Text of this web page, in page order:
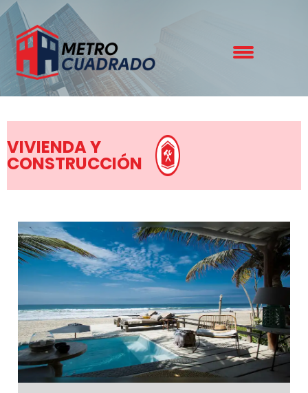
VIVIENDA Y
CONSTRUCCIÓN